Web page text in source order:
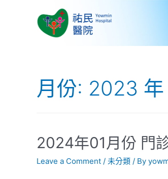
月份: 2023 年
2024年01月份 門
Leave a Comment / 未分類 / By